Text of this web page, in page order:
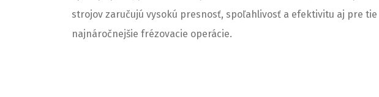
strojov zaručujú vysokú presnosť, spoľahlivosť a efektivitu aj pre tie
najnáročnejšie frézovacie operácie.